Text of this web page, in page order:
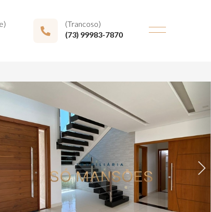
(Trancoso)
(73) 99983-7870
Next